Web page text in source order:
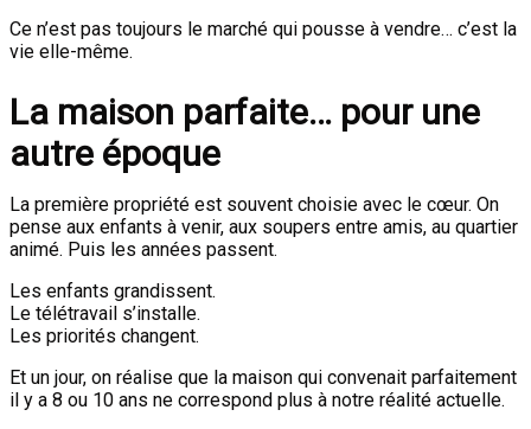
Ce n’est pas toujours le marché qui pousse à vendre… c’est la
vie elle-même.
La maison parfaite… pour une
autre époque
La première propriété est souvent choisie avec le cœur. On
pense aux enfants à venir, aux soupers entre amis, au quartier
animé. Puis les années passent.
Les enfants grandissent.
Le télétravail s’installe.
Les priorités changent.
Et un jour, on réalise que la maison qui convenait parfaitement
il y a 8 ou 10 ans ne correspond plus à notre réalité actuelle.